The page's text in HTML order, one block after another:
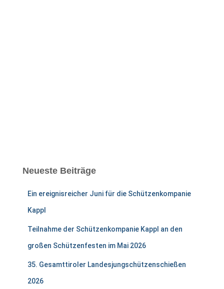
Neueste Beiträge
Ein ereignisreicher Juni für die Schützenkompanie
Kappl
Teilnahme der Schützenkompanie Kappl an den
großen Schützenfesten im Mai 2026
35. Gesamttiroler Landesjungschützenschießen
2026